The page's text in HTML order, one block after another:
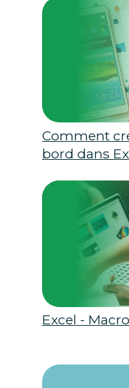
Comment
bord dans
Excel -